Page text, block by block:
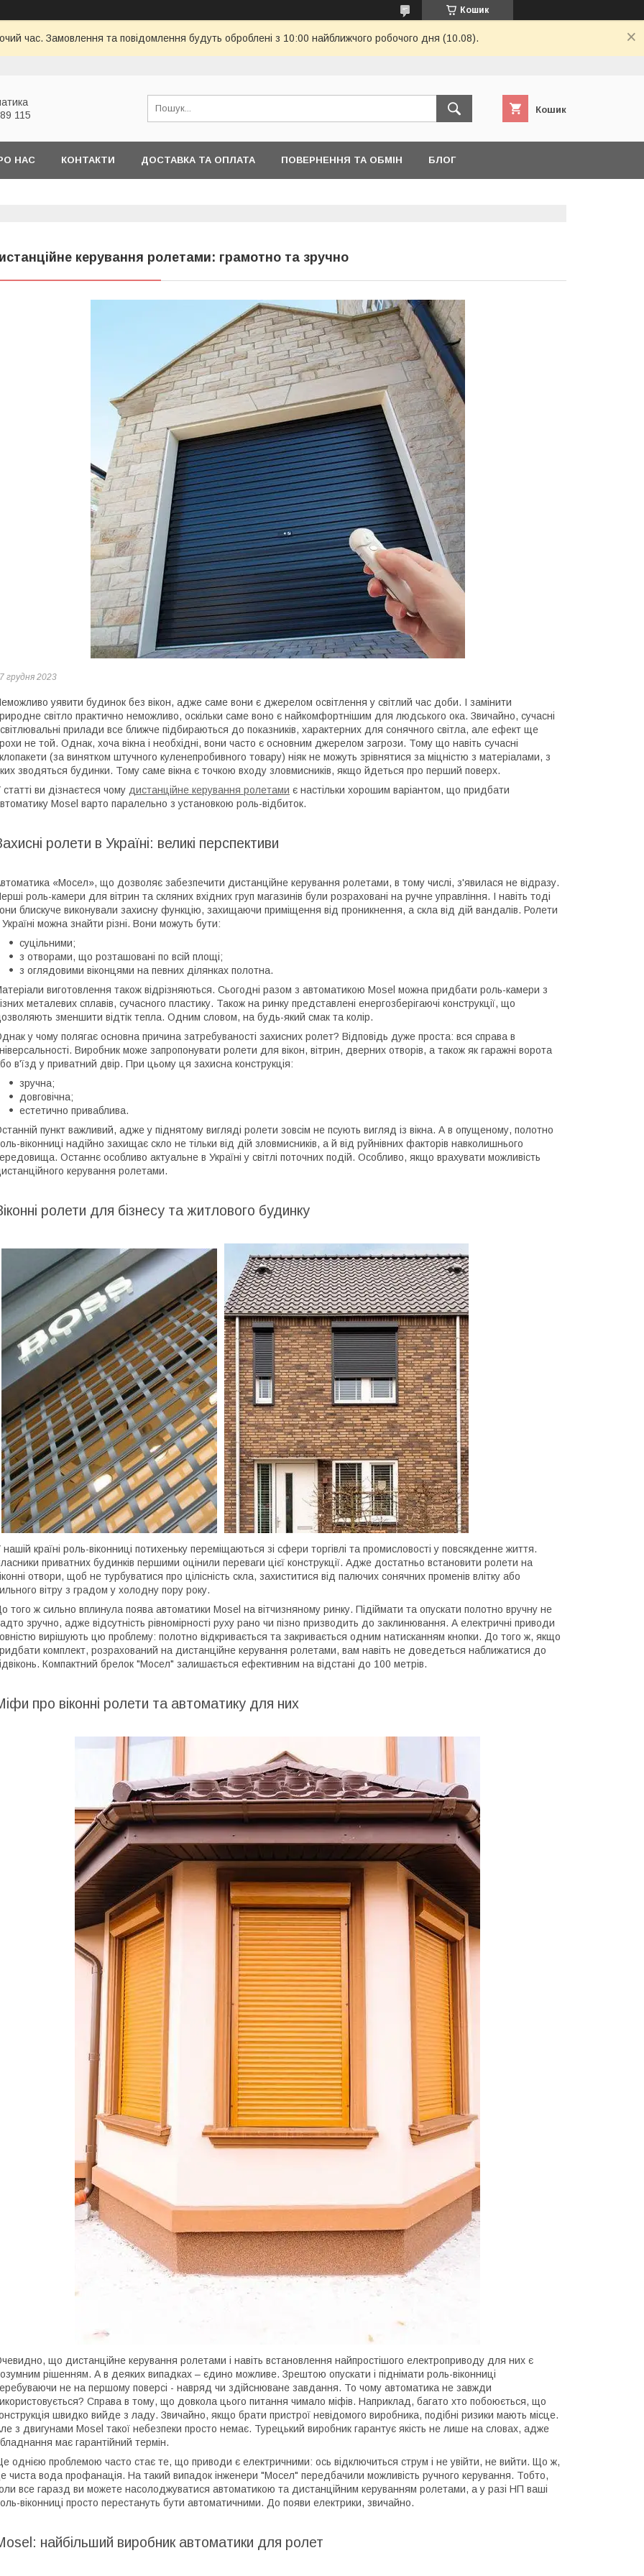
Кошик
час. Замовлення та повідомлення будуть оброблені з 10:00 найближчого робочого дня (10.08).
115
Кошик
НАС КОНТАКТИ ДОСТАВКА ТА ОПЛАТА ПОВЕРНЕННЯ ТА ОБМІН БЛОГ
керування ролетами: грамотно та зручно
грудня 2023
уявити будинок без вікон, адже саме вони є джерелом освітлення у світлий час доби. І замінити
світло практично неможливо, оскільки саме воно є найкомфортнішим для людського ока. Звичайно, сучасні
прилади все ближче підбираються до показників, характерних для сонячного світла, але ефект ще
не той. Однак, хоча вікна і необхідні, вони часто є основним джерелом загрози. Тому що навіть сучасні
(за винятком штучного куленепробивного товару) ніяк не можуть зрівнятися за міцністю з матеріалами, з
зводяться будинки. Тому саме вікна є точкою входу зловмисників, якщо йдеться про перший поверх.
статті ви дізнаєтеся чому дистанційне керування ролетами є настільки хорошим варіантом, що придбати
Mosel варто паралельно з установкою роль-відбиток.
ролети в Україні: великі перспективи
«Мосел», що дозволяє забезпечити дистанційне керування ролетами, в тому числі, з'явилася не відразу.
роль-камери для вітрин та скляних вхідних груп магазинів були розраховані на ручне управління. І навіть тоді
блискуче виконували захисну функцію, захищаючи приміщення від проникнення, а скла від дій вандалів. Ролети
Україні можна знайти різні. Вони можуть бути:
суцільними;
з отворами, що розташовані по всій площі;
з оглядовими віконцями на певних ділянках полотна.
виготовлення також відрізняються. Сьогодні разом з автоматикою Mosel можна придбати роль-камери з
металевих сплавів, сучасного пластику. Також на ринку представлені енергозберігаючі конструкції, що
зменшити відтік тепла. Одним словом, на будь-який смак та колір.
у чому полягає основна причина затребуваності захисних ролет? Відповідь дуже проста: вся справа в
Виробник може запропонувати ролети для вікон, вітрин, дверних отворів, а також як гаражні ворота
в'їзд у приватний двір. При цьому ця захисна конструкція:
зручна;
довговічна;
естетично приваблива.
пункт важливий, адже у піднятому вигляді ролети зовсім не псують вигляд із вікна. А в опущеному, полотно
віконниці надійно захищає скло не тільки від дій зловмисників, а й від руйнівних факторів навколишнього
Останнє особливо актуальне в Україні у світлі поточних подій. Особливо, якщо врахувати можливість
керування ролетами.
ролети для бізнесу та житлового будинку
нашій країні роль-віконниці потихеньку переміщаються зі сфери торгівлі та промисловості у повсякденне життя.
приватних будинків першими оцінили переваги цієї конструкції. Адже достатньо встановити ролети на
отвори, щоб не турбуватися про цілісність скла, захиститися від палючих сонячних променів влітку або
вітру з градом у холодну пору року.
того ж сильно вплинула поява автоматики Mosel на вітчизняному ринку. Підіймати та опускати полотно вручну не
зручно, адже відсутність рівномірності руху рано чи пізно призводить до заклинювання. А електричні приводи
вирішують цю проблему: полотно відкривається та закривається одним натисканням кнопки. До того ж, якщо
комплект, розрахований на дистанційне керування ролетами, вам навіть не доведеться наближатися до
Компактний брелок "Мосел" залишається ефективним на відстані до 100 метрів.
про віконні ролети та автоматику для них
що дистанційне керування ролетами і навіть встановлення найпростішого електроприводу для них є
рішенням. А в деяких випадках – єдино можливе. Зрештою опускати і піднімати роль-віконниці
не на першому поверсі - навряд чи здійснюване завдання. То чому автоматика не завжди
Справа в тому, що довкола цього питання чимало міфів. Наприклад, багато хто побоюється, що
швидко вийде з ладу. Звичайно, якщо брати пристрої невідомого виробника, подібні ризики мають місце.
з двигунами Mosel такої небезпеки просто немає. Турецький виробник гарантує якість не лише на словах, адже
має гарантійний термін.
однією проблемою часто стає те, що приводи є електричними: ось відключиться струм і не увійти, не вийти. Що ж,
чиста вода профанація. На такий випадок інженери "Мосел" передбачили можливість ручного керування. Тобто,
все гаразд ви можете насолоджуватися автоматикою та дистанційним керуванням ролетами, а у разі НП ваші
віконниці просто перестануть бути автоматичними. До появи електрики, звичайно.
найбільший виробник автоматики для ролет